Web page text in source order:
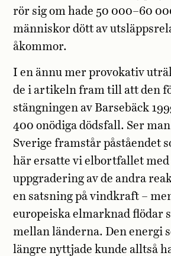
rör sig om hade 50 000–60
människor dött av
åkommor.
I en ännu mer provokativ
de i artikeln fram till att den
stängningen av Barsebäck
400 onödiga dödsfall. Ser
Sverige framstår påståendet
här ersatte vi elbortfallet med
uppgradering av de andra
en satsning på vindkraft –
europeiska elmarknad flödar
mellan länderna. Den energi
längre nyttjade kunde alltså